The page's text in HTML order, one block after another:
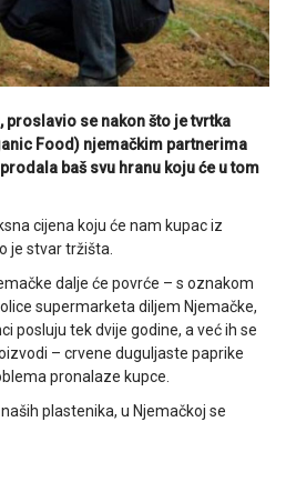
proslavio se nakon što je tvrtka
Food) njemačkim partnerima
baš svu hranu koju će u tom
cijena koju će nam kupac iz
je stvar tržišta.
dalje će povrće – s oznakom
supermarketa diljem Njemačke,
posluju tek dvije godine, a već ih se
– crvene duguljaste paprike
pronalaze kupce.
plastenika, u Njemačkoj se